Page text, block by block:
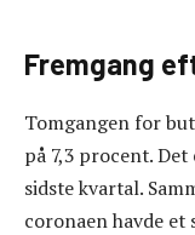
Fremgang
Tomgangen for
på 7,3 procent.
sidste kvartal.
coronaen havde